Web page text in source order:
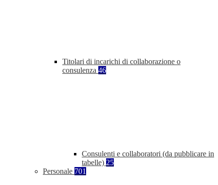
Titolari di incarichi di collaborazione o
consulenza 46
Consulenti e collaboratori (da pubblicare in
tabelle) 25
Personale 701